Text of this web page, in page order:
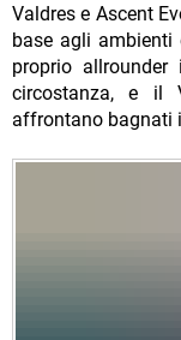
Valdres e Ascent
base agli ambienti
proprio
circostanza, e il
affrontano bagnati